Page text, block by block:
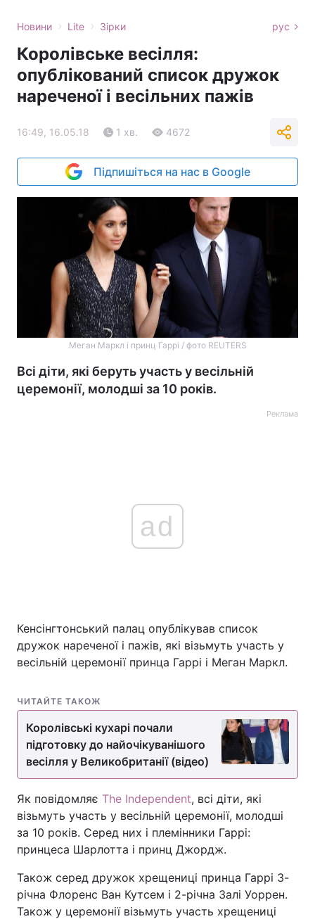
Новини › Lite › Зірки рус
Королівське весілля:
опублікований список дружок
нареченої і весільних пажів
16:49, 16.05.18 1 хв. 4672
Підпишіться на нас в Google
Меган Маркл і принц Гаррі / фото REUTERS
Всі діти, які беруть участь у весільній
церемонії, молодші за 10 років.
Реклама
ad
Кенсінгтонський палац опублікував список
дружок нареченої і пажів, які візьмуть участь у
весільній церемонії принца Гаррі і Меган Маркл.
ЧИТАЙТЕ ТАКОЖ
Королівські кухарі почали
підготовку до найочікуванішого
весілля у Великобританії (відео)
Як повідомляє The Independent, всі діти, які
візьмуть участь у весільній церемонії, молодші
за 10 років. Серед них і племінники Гаррі:
принцеса Шарлотта і принц Джордж.
Також серед дружок хрещениці принца Гаррі 3-
річна Флоренс Ван Кутсем і 2-річна Залі Уоррен.
Також у церемонії візьмуть участь хрещениці